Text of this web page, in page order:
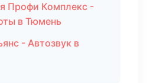
Профи Комплекс -
в Тюмень
- Автозвук в